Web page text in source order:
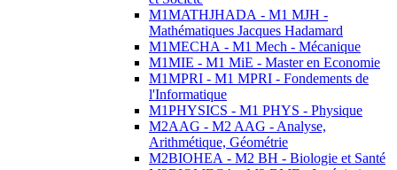
M1MATHJHADA - M1 MJH -
Mathématiques Jacques Hadamard
M1MECHA - M1 Mech - Mécanique
M1MIE - M1 MiE - Master en Economie
M1MPRI - M1 MPRI - Fondements de
l'Informatique
M1PHYSICS - M1 PHYS - Physique
M2AAG - M2 AAG - Analyse,
Arithmétique, Géométrie
M2BIOHEA - M2 BH - Biologie et Santé